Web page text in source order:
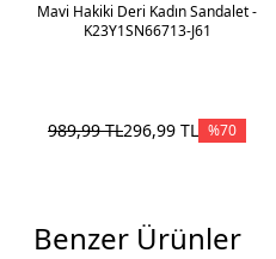
Mavi Hakiki Deri Kadın Sandalet -
K23Y1SN66713-J61
989,99TL296,99 TL %70
Benzer Ürünler